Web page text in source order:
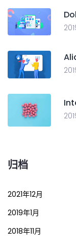
归档
2021年12月
2019年1月
2018年11月